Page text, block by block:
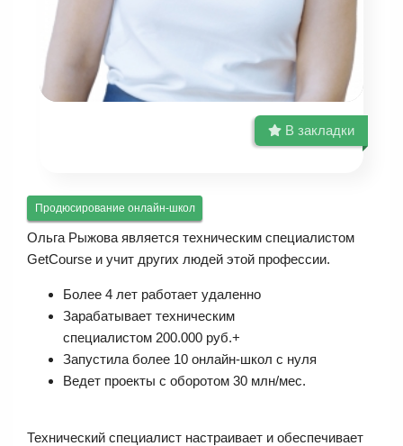
В закладки
Продюсирование онлайн-школ
Ольга Рыжова является техническим специалистом
GetCourse и учит других людей этой профессии.
Более 4 лет работает удаленно
Зарабатывает техническим
специалистом 200.000 руб.+
Запустила более 10 онлайн-школ с нуля
Ведет проекты с оборотом 30 млн/мес.
Технический специалист настраивает и обеспечивает